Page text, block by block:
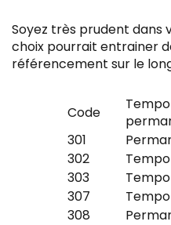
Soyez très prudent dans
choix pourrait entrainer
référencement sur le
Code
301
302
303
307
308